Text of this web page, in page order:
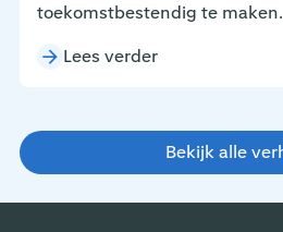
toekomstbestendig te
Lees verder
Bekijk alle